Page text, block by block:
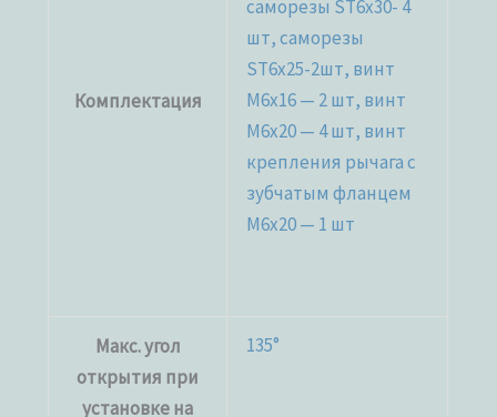
Комплектация
саморезы ST6x30- 4
шт, саморезы
ST6x25-2шт, винт
M6x16 — 2 шт, винт
M6x20 — 4 шт, винт
крепления рычага c
зубчатым фланцем
M6x20 — 1 шт
Макс. угол
открытия при
установке на
135°